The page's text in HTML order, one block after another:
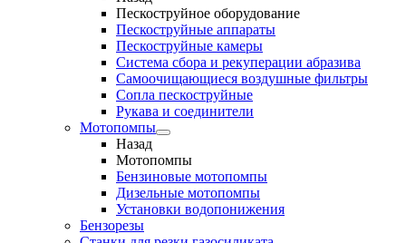
Пескоструйное оборудование
Пескоструйные аппараты
Пескоструйные камеры
Система сбора и рекуперации абразива
Самоочищающиеся воздушные фильтры
Сопла пескоструйные
Рукава и соединители
Мотопомпы
Назад
Мотопомпы
Бензиновые мотопомпы
Дизельные мотопомпы
Установки водопонижения
Бензорезы